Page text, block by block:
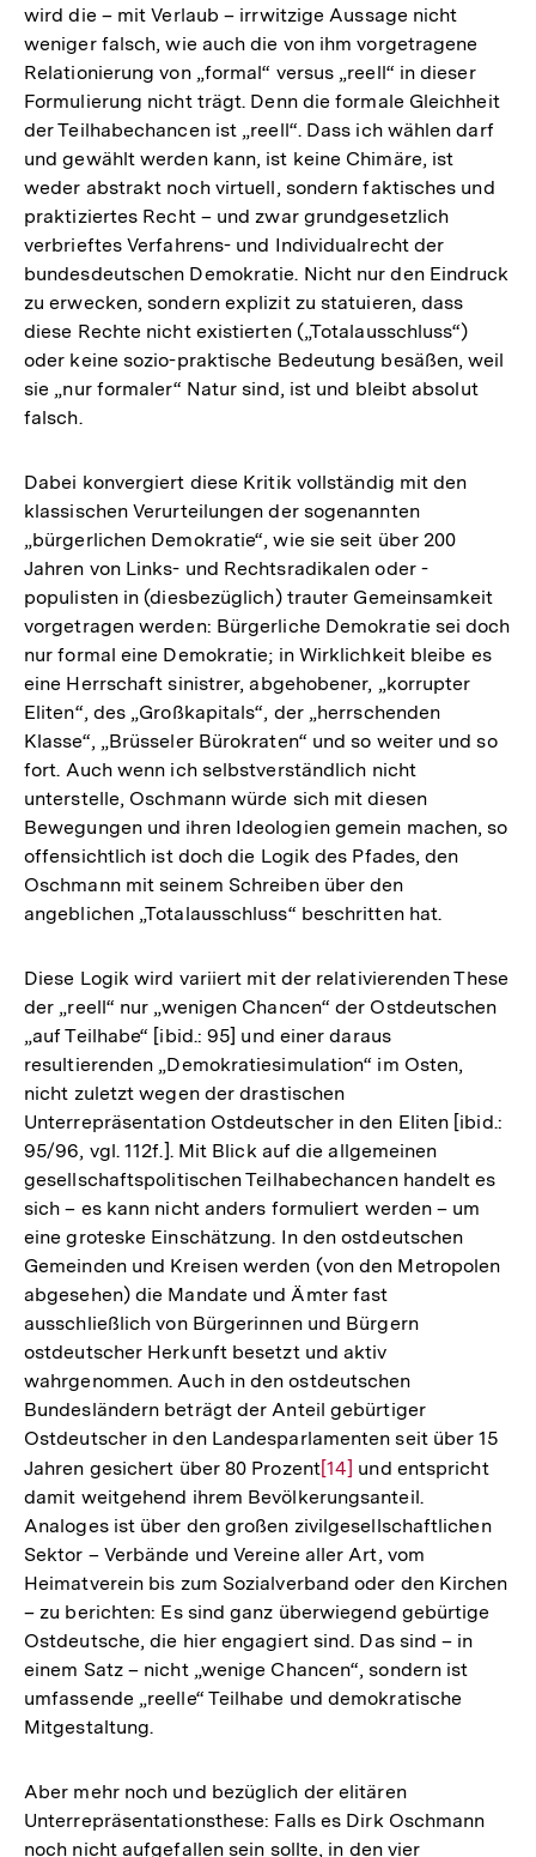
wird die – mit Verlaub – irrwitzige Aussage nicht
weniger falsch, wie auch die von ihm vorgetragene
Relationierung von „formal“ versus „reell“ in dieser
Formulierung nicht trägt. Denn die formale Gleichheit
der Teilhabechancen ist „reell“. Dass ich wählen darf
und gewählt werden kann, ist keine Chimäre, ist
weder abstrakt noch virtuell, sondern faktisches und
praktiziertes Recht – und zwar grundgesetzlich
verbrieftes Verfahrens- und Individualrecht der
bundesdeutschen Demokratie. Nicht nur den Eindruck
zu erwecken, sondern explizit zu statuieren, dass
diese Rechte nicht existierten („Totalausschluss“)
oder keine sozio-praktische Bedeutung besäßen, weil
sie „nur formaler“ Natur sind, ist und bleibt absolut
falsch.
Dabei konvergiert diese Kritik vollständig mit den
klassischen Verurteilungen der sogenannten
„bürgerlichen Demokratie“, wie sie seit über 200
Jahren von Links- und Rechtsradikalen oder -
populisten in (diesbezüglich) trauter Gemeinsamkeit
vorgetragen werden: Bürgerliche Demokratie sei doch
nur formal eine Demokratie; in Wirklichkeit bleibe es
eine Herrschaft sinistrer, abgehobener, „korrupter
Eliten“, des „Großkapitals“, der „herrschenden
Klasse“, „Brüsseler Bürokraten“ und so weiter und so
fort. Auch wenn ich selbstverständlich nicht
unterstelle, Oschmann würde sich mit diesen
Bewegungen und ihren Ideologien gemein machen, so
offensichtlich ist doch die Logik des Pfades, den
Oschmann mit seinem Schreiben über den
angeblichen „Totalausschluss“ beschritten hat.
Diese Logik wird variiert mit der relativierenden These
der „reell“ nur „wenigen Chancen“ der Ostdeutschen
„auf Teilhabe“ [ibid.: 95] und einer daraus
resultierenden „Demokratiesimulation“ im Osten,
nicht zuletzt wegen der drastischen
Unterrepräsentation Ostdeutscher in den Eliten [ibid.:
95/96, vgl. 112f.]. Mit Blick auf die allgemeinen
gesellschaftspolitischen Teilhabechancen handelt es
sich – es kann nicht anders formuliert werden – um
eine groteske Einschätzung. In den ostdeutschen
Gemeinden und Kreisen werden (von den Metropolen
abgesehen) die Mandate und Ämter fast
ausschließlich von Bürgerinnen und Bürgern
ostdeutscher Herkunft besetzt und aktiv
wahrgenommen. Auch in den ostdeutschen
Bundesländern beträgt der Anteil gebürtiger
Ostdeutscher in den Landesparlamenten seit über 15
Jahren gesichert über 80 ProzentZur
Auflösung
der
Fußnote
[14] und entspricht
damit weitgehend ihrem Bevölkerungsanteil.
Analoges ist über den großen zivilgesellschaftlichen
Sektor – Verbände und Vereine aller Art, vom
Heimatverein bis zum Sozialverband oder den Kirchen
– zu berichten: Es sind ganz überwiegend gebürtige
Ostdeutsche, die hier engagiert sind. Das sind – in
einem Satz – nicht „wenige Chancen“, sondern ist
umfassende „reelle“ Teilhabe und demokratische
Mitgestaltung.
Aber mehr noch und bezüglich der elitären
Unterrepräsentationsthese: Falls es Dirk Oschmann
noch nicht aufgefallen sein sollte, in den vier
Zum